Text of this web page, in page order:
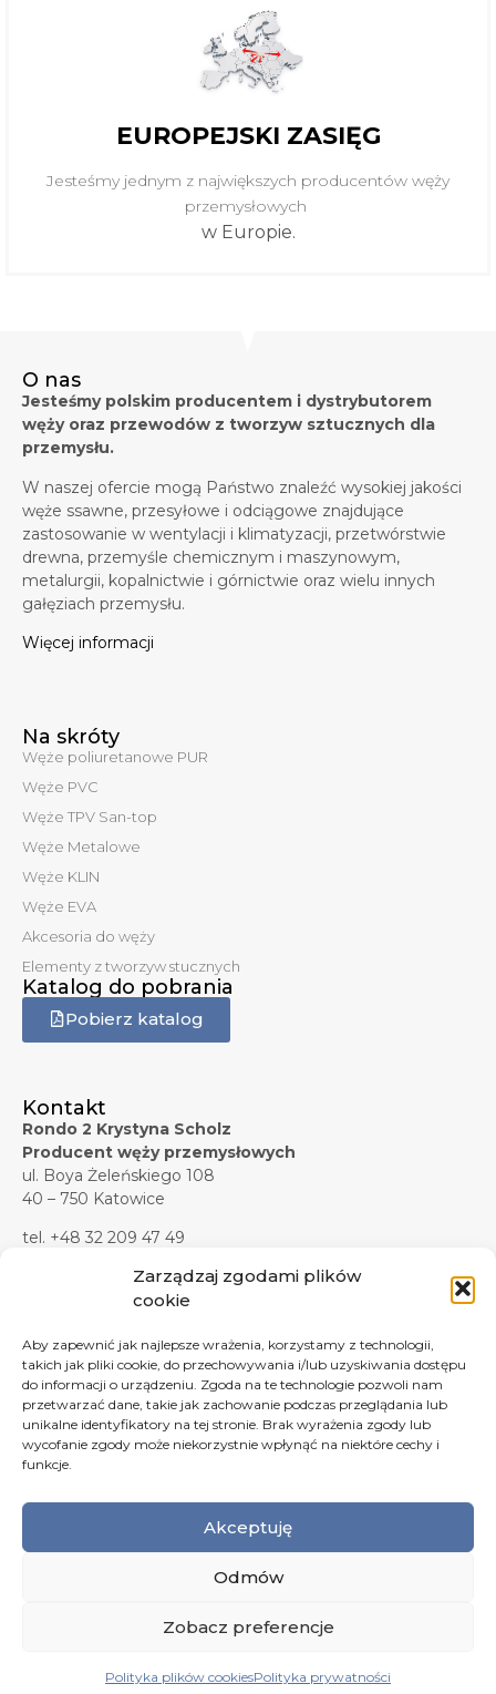
Zarządzaj zgodami plików
cookie
Aby zapewnić jak najlepsze wrażenia, korzystamy z technologii,
takich jak pliki cookie, do przechowywania i/lub uzyskiwania dostępu
do informacji o urządzeniu. Zgoda na te technologie pozwoli nam
przetwarzać dane, takie jak zachowanie podczas przeglądania lub
unikalne identyfikatory na tej stronie. Brak wyrażenia zgody lub
wycofanie zgody może niekorzystnie wpłynąć na niektóre cechy i
funkcje.
Akceptuję
Odmów
Zobacz preferencje
Polityka plików cookiesPolityka prywatności
EUROPEJSKI ZASIĘG
Jesteśmy jednym z największych producentów węży
przemysłowych
w Europie.
O nas
Jesteśmy polskim producentem i dystrybutorem
węży oraz przewodów z tworzyw sztucznych dla
przemysłu.
W naszej ofercie mogą Państwo znaleźć wysokiej jakości
węże ssawne, przesyłowe i odciągowe znajdujące
zastosowanie w wentylacji i klimatyzacji, przetwórstwie
drewna, przemyśle chemicznym i maszynowym,
metalurgii, kopalnictwie i górnictwie oraz wielu innych
gałęziach przemysłu.
Więcej informacji
Na skróty
Węże poliuretanowe PUR
Węże PVC
Węże TPV San-top
Węże Metalowe
Węże KLIN
Węże EVA
Akcesoria do węży
Elementy z tworzyw stucznych
Katalog do pobrania
Pobierz katalog
Kontakt
Rondo 2 Krystyna Scholz
Producent węży przemysłowych
ul. Boya Żeleńskiego 108
40 – 750 Katowice
tel. +48 32 209 47 49
tel. kom. +48 607 619 281
tel./faks +48 32 209 47 37
e-mail:biuro@rondo2.pl
e-mail:zapytania@rondo2.pl
Formularz kontaktowy
© Copyright: Rondo2 Producent Przewodów
Wykonanie:pixelvision.pl